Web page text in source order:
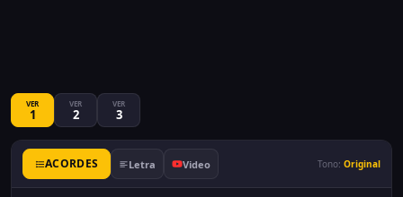
VER
1
VER
2
VER
3
ACORDES Letra Video Tono: Original